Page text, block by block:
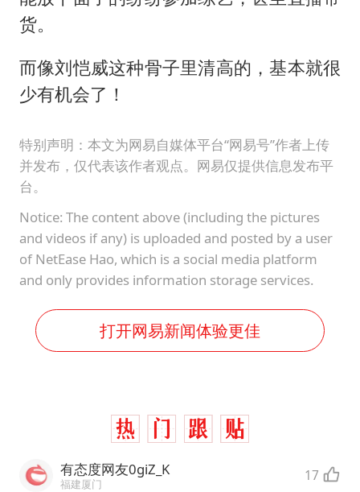
货。
而像刘恺威这种骨子里清高的，基本就很
少有机会了！
特别声明：本文为网易自媒体平台“网易号”作者上传
并发布，仅代表该作者观点。网易仅提供信息发布平
台。
Notice: The content above (including the pictures
and videos if any) is uploaded and posted by a user
of NetEase Hao, which is a social media platform
and only provides information storage services.
打开网易新闻体验更佳
有态度网友0giZ_K
福建厦门 17